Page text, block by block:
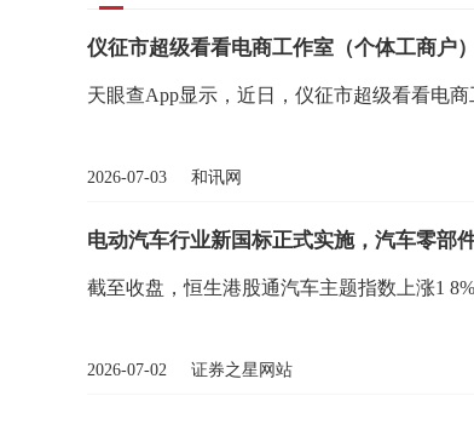
仪征市超级看看电商工作室（个体工商户
天眼查App显示，近日，仪征市超级看看电商
2026-07-03 和讯网
电动汽车行业新国标正式实施，汽车零部
截至收盘，恒生港股通汽车主题指数上涨1
2026-07-02 证券之星网站